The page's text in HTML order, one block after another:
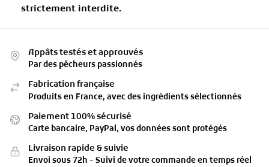
strictement interdite.
Appâts testés et approuvés
Par des pêcheurs passionnés
Fabrication française
Produits en France, avec des ingrédients sélectionnés
Paiement 100% sécurisé
Carte bancaire, PayPal, vos données sont protégés
Livraison rapide & suivie
Envoi sous 72h - Suivi de votre commande en temps réel